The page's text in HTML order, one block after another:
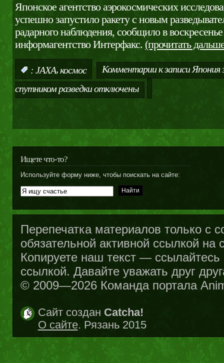
Японское агентство аэрокосмических
успешно запустило ракету с новым
радарного наблюдения, сообщило в
информагентство Интерфакс. (прочитать
: JAXA,космос Комментариик записи Япония
спутником разведкиотключены
Ищете что-то?
Используйте форму ниже, чтобы поискать на сайте:
Перепечатка материалов только с
обязательной активной ссылкой на
Копируете наш текст —
ссылкой. Давайте уважать друг
© 2009—2026 Команда портала
Сайт создан Catcha!
О сайте. Рязань 2015